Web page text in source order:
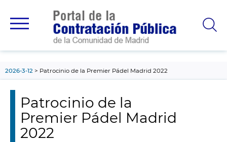
principal
2026-3-12 Patrocinio de la Premier Pádel Madrid 2022
Patrocinio de la
Premier Pádel Madrid
2022